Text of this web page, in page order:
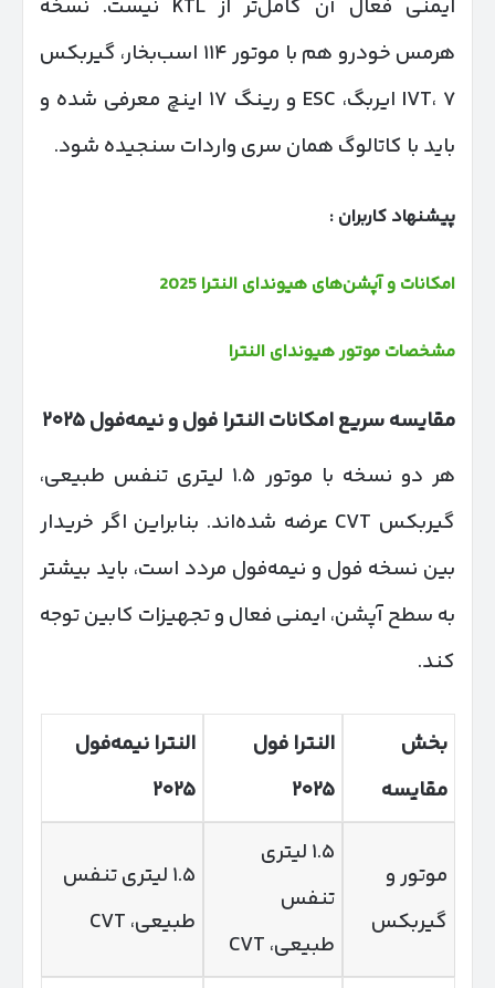
ایمنی فعال آن کامل‌تر از KTL نیست. نسخه
هرمس خودرو هم با موتور ۱۱۴ اسب‌بخار، گیربکس
IVT، ۷ ایربگ، ESC و رینگ ۱۷ اینچ معرفی شده و
باید با کاتالوگ همان سری واردات سنجیده شود.
پیشنهاد کاربران :
امکانات و آپشن‌های هیوندای النترا 2025
مشخصات موتور هیوندای النترا
مقایسه سریع امکانات النترا فول و نیمه‌فول۲۰۲۵
هر دو نسخه با موتور ۱.۵ لیتری تنفس طبیعی،
گیربکس CVT عرضه شده‌اند. بنابراین اگر خریدار
بین نسخه فول و نیمه‌فول مردد است، باید بیشتر
به سطح آپشن، ایمنی فعال و تجهیزات کابین توجه
کند.
بخش
مقایسه
النترا فول
۲۰۲۵
النترا نیمه‌فول
۲۰۲۵
موتور و
گیربکس
۱.۵ لیتری
تنفس
طبیعی، CVT
۱.۵ لیتری تنفس
طبیعی، CVT